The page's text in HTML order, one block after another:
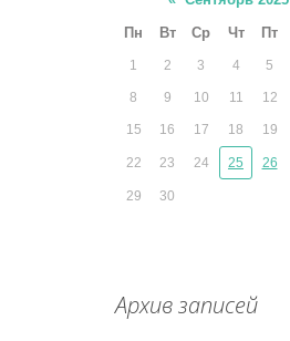
Пн
Вт Ср Чт Пт
1 2 3 4 5
8 9 10 11 12
15 16 17 18 19
22 23 24 25 26
29 30
Архив записей